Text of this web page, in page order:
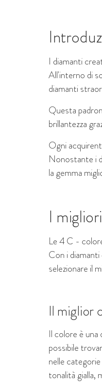
I diamanti
All'interno di
diamanti
Questa
brillantezza
Ogni
Nonostante i
la gemma
I
Le 4 C -
Con i
selezionare il
Il miglior
Il colore è
possibile
nelle
tonalità gialla,